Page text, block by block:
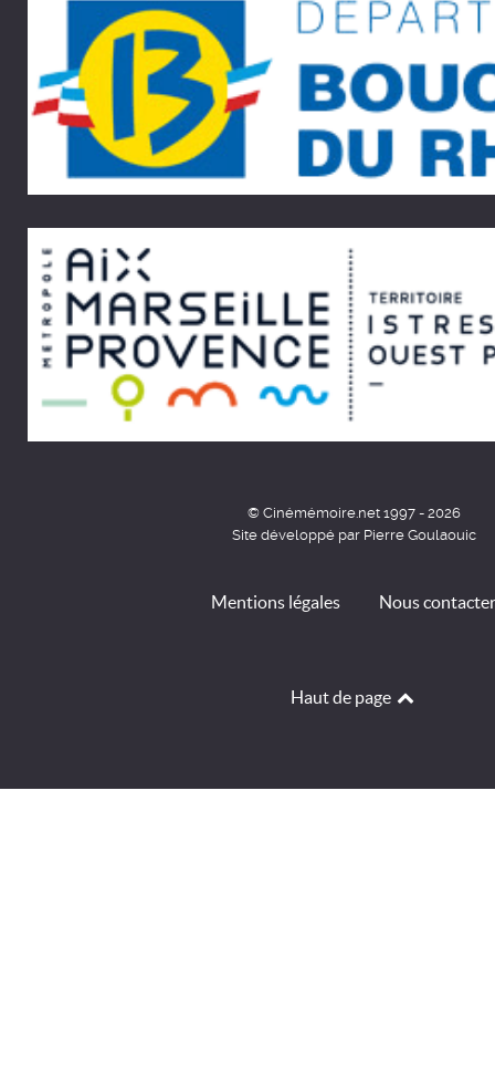
© Cinémémoire.net 1997 - 2026
Site développé par Pierre Goulaouic
Mentions légales Nous contacter
Haut de page